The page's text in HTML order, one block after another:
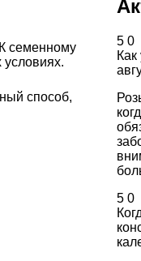
семенному
способ,
5 0
5 0